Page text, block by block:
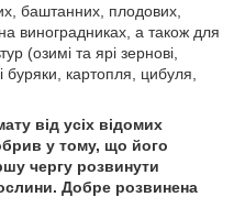
баштанних, плодових,
виноградниках, а також для
(озимі та ярі зернові,
буряки, картопля, цибуля,
від усіх відомих
у тому, що його
чергу розвинути
Добре розвинена